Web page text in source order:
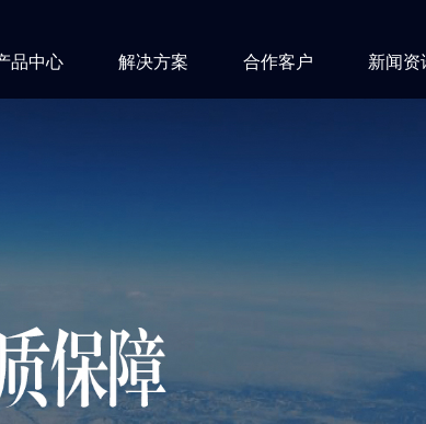
品中心 解决方案 合作客户 新闻资